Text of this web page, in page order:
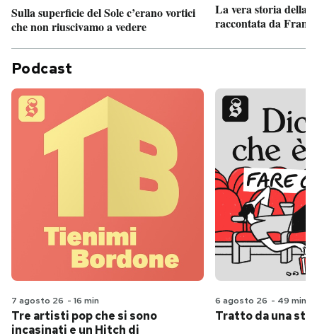
Sulla superficie del Sole c’erano vortici
che non riuscivamo a vedere
La vera storia della
raccontata da
Podcast
7 agosto 26 - 16 min
Tre artisti pop che si sono
incasinati e un Hitch di
6 agosto 26 - 49 min
Tratto da una